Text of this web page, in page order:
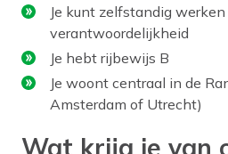
Je kunt zelfstandig
verantwoordelijkheid
Je hebt rijbewijs B
Je woont centraal in de
Amsterdam of Utrecht)
Wat krijg je van